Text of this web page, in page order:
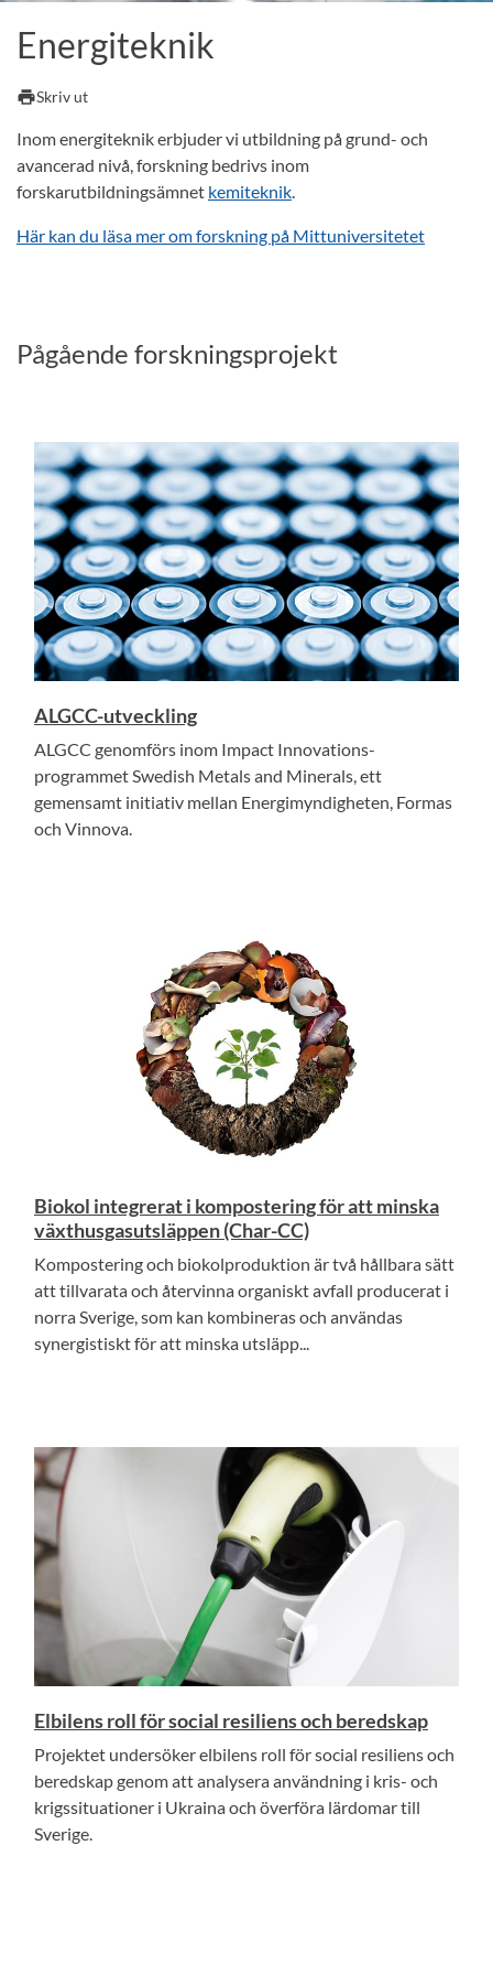
Energiteknik
printSkriv ut
Inom energiteknik erbjuder vi utbildning på grund- och
avancerad nivå, forskning bedrivs inom
forskarutbildningsämnet kemiteknik.
Här kan du läsa mer om forskning på Mittuniversitetet
Pågående forskningsprojekt
ALGCC-utveckling
ALGCC genomförs inom Impact Innovations-
programmet Swedish Metals and Minerals, ett
gemensamt initiativ mellan Energimyndigheten, Formas
och Vinnova.
Biokol integrerat i kompostering för att minska
växthusgasutsläppen (Char-CC)
Kompostering och biokolproduktion är två hållbara sätt
att tillvarata och återvinna organiskt avfall producerat i
norra Sverige, som kan kombineras och användas
synergistiskt för att minska utsläpp...
Elbilens roll för social resiliens och beredskap
Projektet undersöker elbilens roll för social resiliens och
beredskap genom att analysera användning i kris- och
krigssituationer i Ukraina och överföra lärdomar till
Sverige.